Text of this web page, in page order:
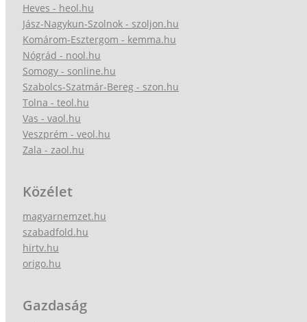
Heves - heol.hu
Jász-Nagykun-Szolnok - szoljon.hu
Komárom-Esztergom - kemma.hu
Nógrád - nool.hu
Somogy - sonline.hu
Szabolcs-Szatmár-Bereg - szon.hu
Tolna - teol.hu
Vas - vaol.hu
Veszprém - veol.hu
Zala - zaol.hu
Közélet
magyarnemzet.hu
szabadfold.hu
hirtv.hu
origo.hu
Gazdaság